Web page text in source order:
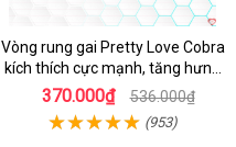
Vòng rung gai Pretty Love Cobra
kích thích cực mạnh, tăng hưng
phấn
370.000₫ 536.000₫
(953)